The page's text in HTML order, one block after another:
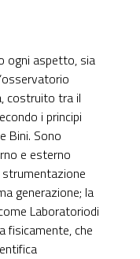
ogni aspetto, sia
costruito tra il
i principi
Bini. Sono
e esterno
strumentazione
generazione; la
Laboratoriodi
fisicamente, che